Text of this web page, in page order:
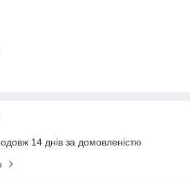
14 днів за домовленістю